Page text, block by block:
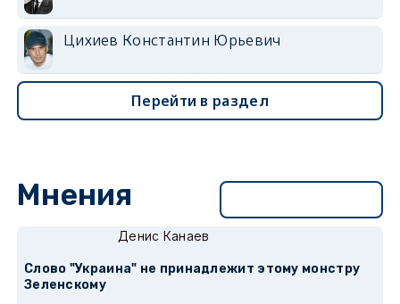
Цихиев Константин Юрьевич
Перейти в раздел
Мнения
Денис Канаев
Слово "Украина" не принадлежит этому монстру
Зеленскому